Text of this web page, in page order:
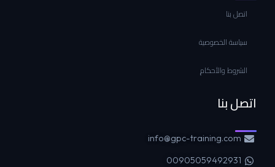
اتصل بنا
سياسة الخصوصية
الشروط والأحكام
اتصل بنا
info@gpc-training.com
00905059492931